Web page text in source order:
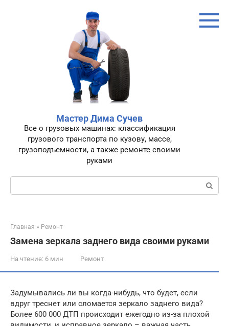
Мастер Дима Сучев
Все о грузовых машинах: классификация
грузового транспорта по кузову, массе,
грузоподъемности, а также ремонте своими
руками
Поиск:
Главная » Ремонт
Замена зеркала заднего вида своими руками
На чтение: 6 мин Ремонт
Задумывались ли вы когда-нибудь, что будет, если
вдруг треснет или сломается зеркало заднего вида?
Более 600 000 ДТП происходит ежегодно из-за плохой